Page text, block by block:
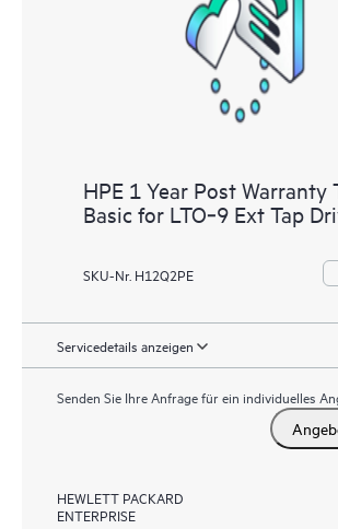
HPE 1 Year Post Warranty
Basic for LTO‑9 Ext Tap
SKU-Nr. H12Q2PE
Servicedetails anzeigen
Senden Sie Ihre Anfrage für ein individuelles
HEWLETT PACKARD
ENTERPRISE